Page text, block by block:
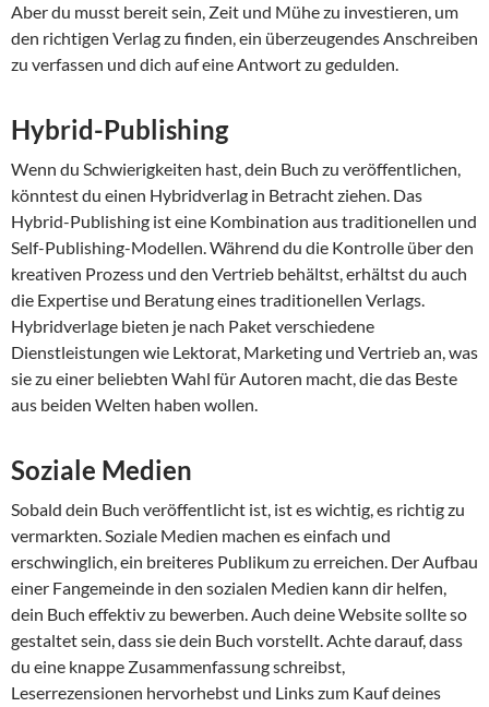
Aber du musst bereit sein, Zeit und Mühe zu investieren, um
den richtigen Verlag zu finden, ein überzeugendes Anschreiben
zu verfassen und dich auf eine Antwort zu gedulden.
Hybrid-Publishing
Wenn du Schwierigkeiten hast, dein Buch zu veröffentlichen,
könntest du einen Hybridverlag in Betracht ziehen. Das
Hybrid-Publishing ist eine Kombination aus traditionellen und
Self-Publishing-Modellen. Während du die Kontrolle über den
kreativen Prozess und den Vertrieb behältst, erhältst du auch
die Expertise und Beratung eines traditionellen Verlags.
Hybridverlage bieten je nach Paket verschiedene
Dienstleistungen wie Lektorat, Marketing und Vertrieb an, was
sie zu einer beliebten Wahl für Autoren macht, die das Beste
aus beiden Welten haben wollen.
Soziale Medien
Sobald dein Buch veröffentlicht ist, ist es wichtig, es richtig zu
vermarkten. Soziale Medien machen es einfach und
erschwinglich, ein breiteres Publikum zu erreichen. Der Aufbau
einer Fangemeinde in den sozialen Medien kann dir helfen,
dein Buch effektiv zu bewerben. Auch deine Website sollte so
gestaltet sein, dass sie dein Buch vorstellt. Achte darauf, dass
du eine knappe Zusammenfassung schreibst,
Leserrezensionen hervorhebst und Links zum Kauf deines